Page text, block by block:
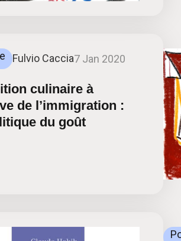
Fulvio Caccia7 Jan 2020
culinaire à
de l’immigration :
du goût